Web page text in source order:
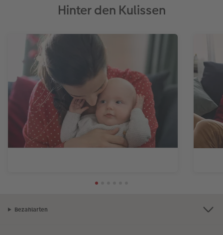
Hinter den Kulissen
Bezahlarten